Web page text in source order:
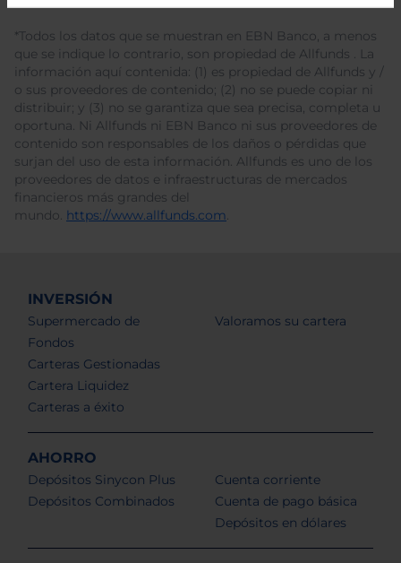
*Todos los datos que se muestran en EBN Banco, a menos
que se indique lo contrario, son propiedad de Allfunds . La
información aquí contenida: (1) es propiedad de Allfunds y /
o sus proveedores de contenido; (2) no se puede copiar ni
distribuir; y (3) no se garantiza que sea precisa, completa u
oportuna. Ni Allfunds ni EBN Banco ni sus proveedores de
contenido son responsables de los daños o pérdidas que
surjan del uso de esta información. Allfunds es uno de los
proveedores de datos e infraestructuras de mercados
financieros más grandes del
mundo. https://www.allfunds.com.
INVERSIÓN
Supermercado de
Fondos
Carteras Gestionadas
Cartera Liquidez
Carteras a éxito
Valoramos su cartera
AHORRO
Depósitos Sinycon Plus
Depósitos Combinados
Cuenta corriente
Cuenta de pago básica
Depósitos en dólares